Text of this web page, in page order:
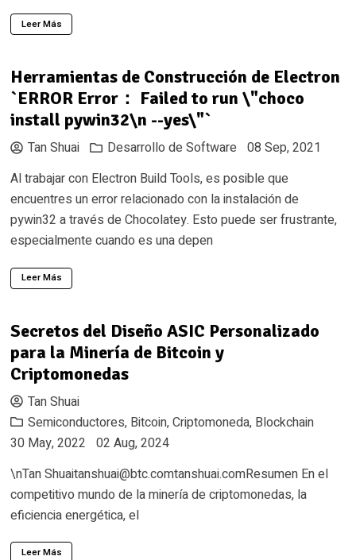
Leer Más
Herramientas de Construcción de Electron
`ERROR Error： Failed to run \"choco
install pywin32\n --yes\"`
Tan Shuai Desarrollo de Software 08 Sep, 2021
Al trabajar con Electron Build Tools, es posible que
encuentres un error relacionado con la instalación de
pywin32 a través de Chocolatey. Esto puede ser frustrante,
especialmente cuando es una depen
Leer Más
Secretos del Diseño ASIC Personalizado
para la Minería de Bitcoin y
Criptomonedas
Tan Shuai
Semiconductores, Bitcoin,Criptomoneda, Blockchain
30 May, 2022 02 Aug, 2024
\nTanShuaitanshuai@btc.comtanshuai.comResumenEn el
competitivo mundo de la minería de criptomonedas, la
eficiencia energética, el
Leer Más